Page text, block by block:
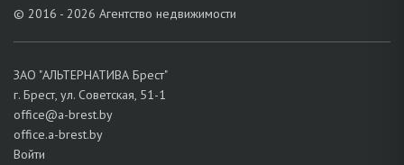
© 2016 - 2026 Агентство недвижимости
ЗАО "АЛЬТЕРНАТИВА Брест"
г. Брест, ул. Советская, 51-1
office@a-brest.by
office.a-brest.by
Войти